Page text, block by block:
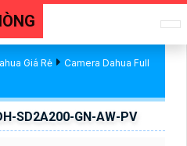
Giá Rẻ
Camera Dahua Full
SD2A200-GN-AW-PV